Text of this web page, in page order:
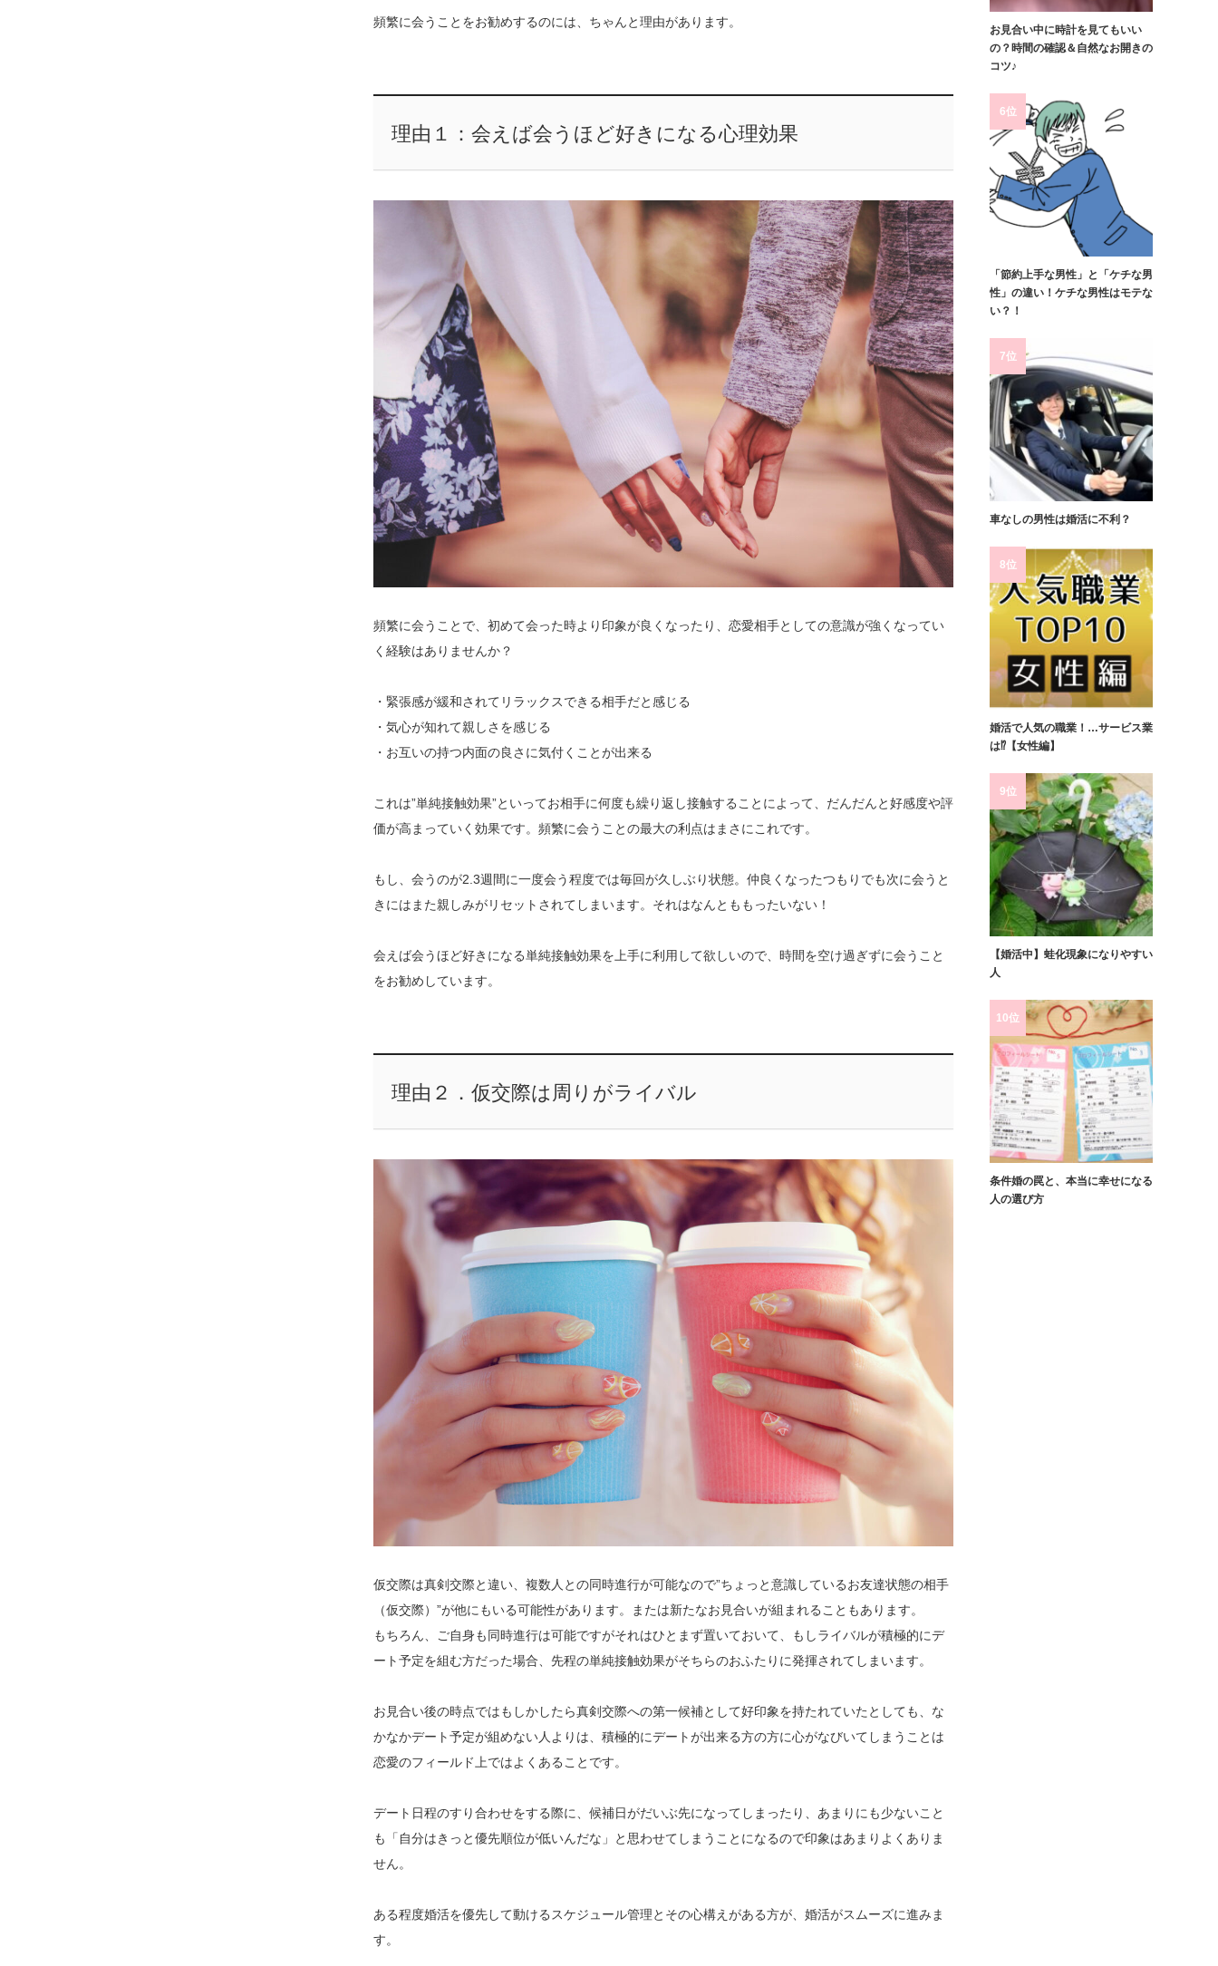
頻繁に会うことをお勧めするのには、ちゃんと理由があります。
理由１：会えば会うほど好きになる心理効果
頻繁に会うことで、初めて会った時より印象が良くなったり、恋愛相手としての意識が強くなってい
く経験はありませんか？
・緊張感が緩和されてリラックスできる相手だと感じる
・気心が知れて親しさを感じる
・お互いの持つ内面の良さに気付くことが出来る
これは”単純接触効果”といってお相手に何度も繰り返し接触することによって、だんだんと好感度や評
価が高まっていく効果です。頻繁に会うことの最大の利点はまさにこれです。
もし、会うのが2.3週間に一度会う程度では毎回が久しぶり状態。仲良くなったつもりでも次に会うと
きにはまた親しみがリセットされてしまいます。それはなんとももったいない！
会えば会うほど好きになる単純接触効果を上手に利用して欲しいので、時間を空け過ぎずに会うこと
をお勧めしています。
理由２．仮交際は周りがライバル
仮交際は真剣交際と違い、複数人との同時進行が可能なので”ちょっと意識しているお友達状態の相手
（仮交際）”が他にもいる可能性があります。または新たなお見合いが組まれることもあります。
もちろん、ご自身も同時進行は可能ですがそれはひとまず置いておいて、もしライバルが積極的にデ
ート予定を組む方だった場合、先程の単純接触効果がそちらのおふたりに発揮されてしまいます。
お見合い後の時点ではもしかしたら真剣交際への第一候補として好印象を持たれていたとしても、な
かなかデート予定が組めない人よりは、積極的にデートが出来る方の方に心がなびいてしまうことは
恋愛のフィールド上ではよくあることです。
デート日程のすり合わせをする際に、候補日がだいぶ先になってしまったり、あまりにも少ないこと
も「自分はきっと優先順位が低いんだな」と思わせてしまうことになるので印象はあまりよくありま
せん。
ある程度婚活を優先して動けるスケジュール管理とその心構えがある方が、婚活がスムーズに進みま
す。
お見合い中に時計を見てもいい
の？時間の確認＆自然なお開きの
コツ♪
6位
「節約上手な男性」と「ケチな男
性」の違い！ケチな男性はモテな
い？！
7位
車なしの男性は婚活に不利？
8位
婚活で人気の職業！…サービス業
は⁉【女性編】
9位
【婚活中】蛙化現象になりやすい
人
10位
条件婚の罠と、本当に幸せになる
人の選び方